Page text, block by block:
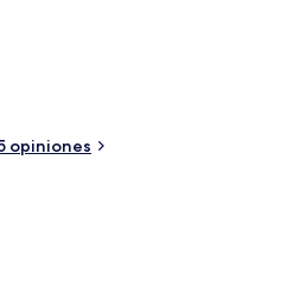
Área de sala de estar
opiniones